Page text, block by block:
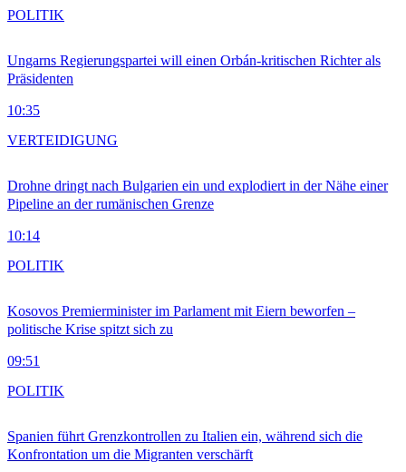
Ungarns Regierungspartei will einen Orbán-kritischen Richter als
Präsidenten
10:35
POLITIK
Drohne dringt nach Bulgarien ein und explodiert in der Nähe einer
Pipeline an der rumänischen Grenze
10:14
VERTEIDIGUNG
Kosovos Premierminister im Parlament mit Eiern beworfen –
politische Krise spitzt sich zu
09:51
POLITIK
Spanien führt Grenzkontrollen zu Italien ein, während sich die
Konfrontation um die Migranten verschärft
POLITIK